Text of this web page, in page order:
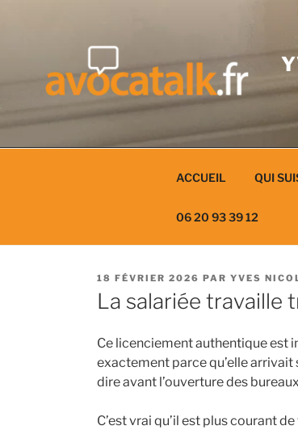
ACCUEIL QUI
06 20 93 39 12
PUBLIÉ
LE
18 FÉVRIER 2026 PAR YVES
La salariée travaille
Ce licenciement authentique est
exactement parce qu’elle
dire avant l’ouverture des
C’est vrai qu’il est plus courant